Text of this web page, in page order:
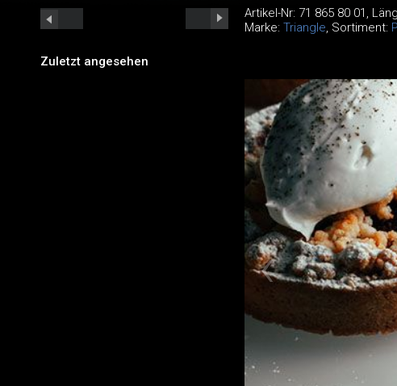
Zuletzt angesehen
Artikel-Nr: 71 865 80 01 ,
Marke: Triangle, Sortiment: